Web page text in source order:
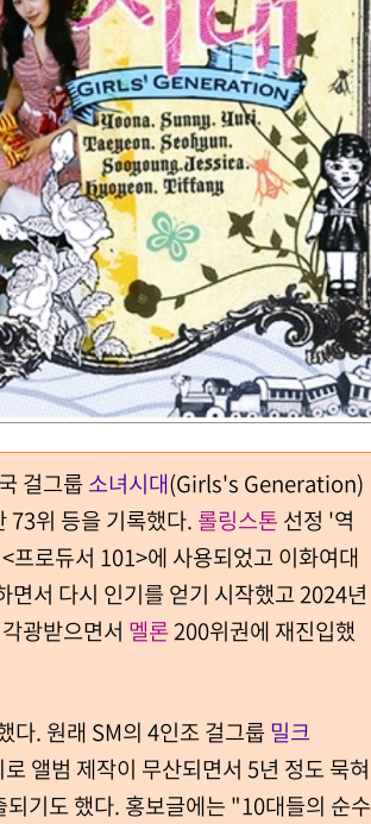
걸그룹소녀시대(Girls's Generation)
73위 등을 기록했다. 롤링스톤 선정 '역
<프로듀서 101>에 사용되었고 이화여대
서 다시 인기를 얻기 시작했고 2024년
광받으면서 멜론200위권에 재진입했
다. 원래 SM의 4인조 걸그룹밀크
앨범 제작이 무산되면서 5년 정도 묵혀
되기도 했다. 홍보글에는 "10대들의 순수